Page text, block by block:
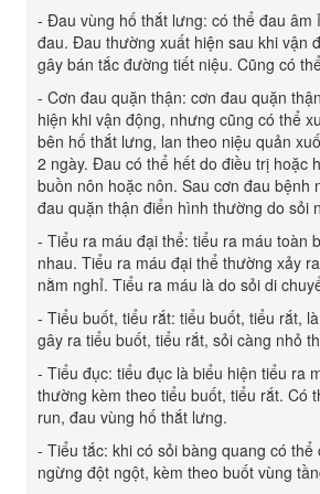
- Đau vùng hố thắt lưng: có thể đau
đau. Đau thường xuất hiện sau khi vận
gây bán tắc đường tiết niệu. Cũng có
- Cơn đau quặn thận: cơn đau quặn
hiện khi vận động, nhưng cũng có thể
bên hố thắt lưng, lan theo niệu quản
2 ngày. Đau có thể hết do điều trị hoặc
buồn nôn hoặc nôn. Sau cơn đau
đau quặn thận điển hình thường do sỏi
- Tiểu ra máu đại thể: tiểu ra máu toàn
nhau. Tiểu ra máu đại thể thường xảy
nằm nghỉ. Tiểu ra máu là do sỏi di
- Tiểu buốt, tiểu rắt: tiểu buốt, tiểu rắt,
gây ra tiểu buốt, tiểu rắt, sỏi càng nhỏ
- Tiểu đục: tiểu đục là biểu hiện tiểu ra
thường kèm theo tiểu buốt, tiểu rắt. Có
run, đau vùng hố thắt lưng.
- Tiểu tắc: khi có sỏi bàng quang có
ngừng đột ngột, kèm theo buốt vùng